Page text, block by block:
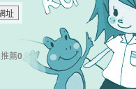
推薦0